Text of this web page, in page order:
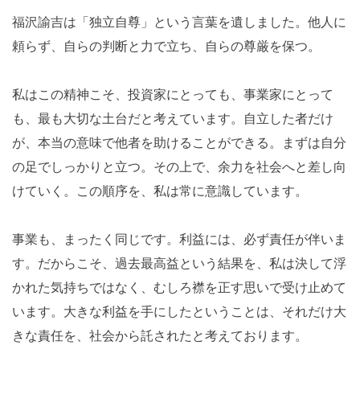
福沢諭吉は「独立自尊」という言葉を遺しました。他人に
頼らず、自らの判断と力で立ち、自らの尊厳を保つ。
私はこの精神こそ、投資家にとっても、事業家にとって
も、最も大切な土台だと考えています。自立した者だけ
が、本当の意味で他者を助けることができる。まずは自分
の足でしっかりと立つ。その上で、余力を社会へと差し向
けていく。この順序を、私は常に意識しています。
事業も、まったく同じです。利益には、必ず責任が伴いま
す。だからこそ、過去最高益という結果を、私は決して浮
かれた気持ちではなく、むしろ襟を正す思いで受け止めて
います。大きな利益を手にしたということは、それだけ大
きな責任を、社会から託されたと考えております。